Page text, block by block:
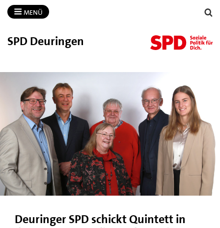
MENÜ
SPD Deuringen
Deuringer SPD schickt Quintett in